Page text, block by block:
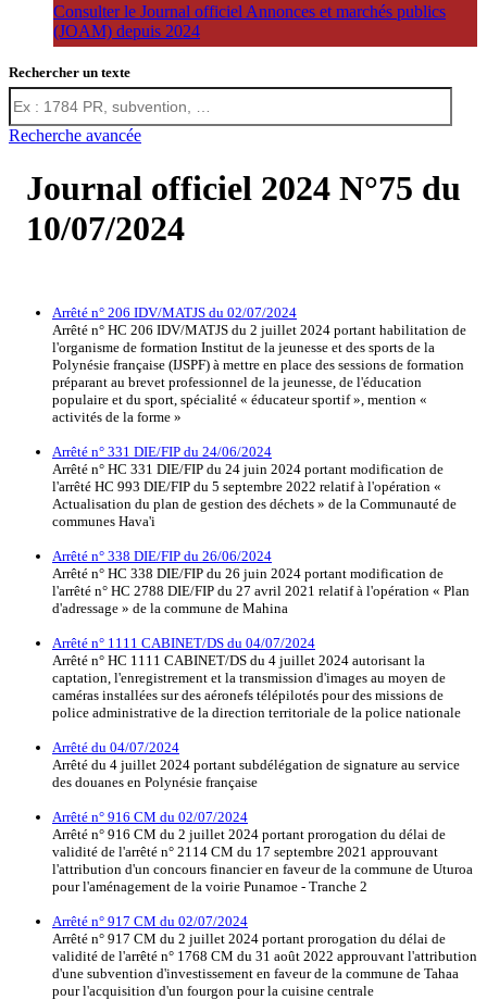
Consulter le Journal officiel Annonces et marchés publics
(JOAM) depuis 2024
Rechercher un texte
Recherche avancée
Journal officiel 2024 N°75 du
10/07/2024
Arrêté n° 206 IDV/MATJS du 02/07/2024
Arrêté n° HC 206 IDV/MATJS du 2 juillet 2024 portant habilitation de
l'organisme de formation Institut de la jeunesse et des sports de la
Polynésie française (IJSPF) à mettre en place des sessions de formation
préparant au brevet professionnel de la jeunesse, de l'éducation
populaire et du sport, spécialité « éducateur sportif », mention «
activités de la forme »
Arrêté n° 331 DIE/FIP du 24/06/2024
Arrêté n° HC 331 DIE/FIP du 24 juin 2024 portant modification de
l'arrêté HC 993 DIE/FIP du 5 septembre 2022 relatif à l'opération «
Actualisation du plan de gestion des déchets » de la Communauté de
communes Hava'i
Arrêté n° 338 DIE/FIP du 26/06/2024
Arrêté n° HC 338 DIE/FIP du 26 juin 2024 portant modification de
l'arrêté n° HC 2788 DIE/FIP du 27 avril 2021 relatif à l'opération « Plan
d'adressage » de la commune de Mahina
Arrêté n° 1111 CABINET/DS du 04/07/2024
Arrêté n° HC 1111 CABINET/DS du 4 juillet 2024 autorisant la
captation, l'enregistrement et la transmission d'images au moyen de
caméras installées sur des aéronefs télépilotés pour des missions de
police administrative de la direction territoriale de la police nationale
Arrêté du 04/07/2024
Arrêté du 4 juillet 2024 portant subdélégation de signature au service
des douanes en Polynésie française
Arrêté n° 916 CM du 02/07/2024
Arrêté n° 916 CM du 2 juillet 2024 portant prorogation du délai de
validité de l'arrêté n° 2114 CM du 17 septembre 2021 approuvant
l'attribution d'un concours financier en faveur de la commune de Uturoa
pour l'aménagement de la voirie Punamoe - Tranche 2
Arrêté n° 917 CM du 02/07/2024
Arrêté n° 917 CM du 2 juillet 2024 portant prorogation du délai de
validité de l'arrêté n° 1768 CM du 31 août 2022 approuvant l'attribution
d'une subvention d'investissement en faveur de la commune de Tahaa
pour l'acquisition d'un fourgon pour la cuisine centrale